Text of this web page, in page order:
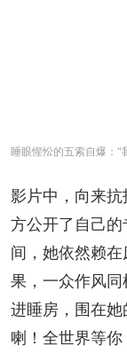
睡眼惺忪的五索自爆：“
影片中，向来
方公开了自己
间，她依然赖
果，一众作风同
进睡房，围在
喇！全世界等你